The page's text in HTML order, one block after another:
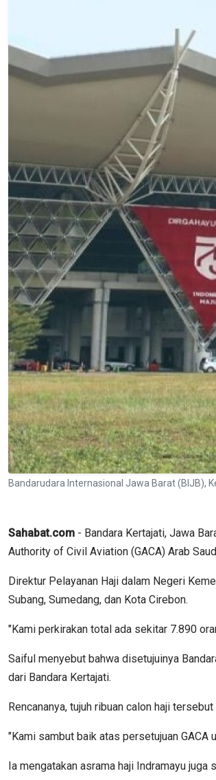
Bandarudara Internasional Jawa Barat (BIJB),
Sahabat.com - Bandara Kertajati, Jawa
Authority of Civil Aviation (GACA) Arab
Direktur Pelayanan Haji dalam Negeri
Subang, Sumedang, dan Kota Cirebon.
"Kami perkirakan total ada sekitar 7.890
Saiful menyebut bahwa disetujuinya
dari Bandara Kertajati.
Rencananya, tujuh ribuan calon haji
"Kami sambut baik atas persetujuan GACA
Ia mengatakan asrama haji Indramayu